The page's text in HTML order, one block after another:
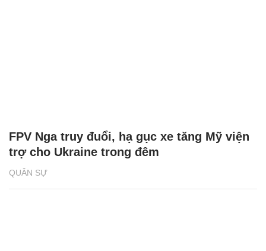
QUÂN SỰ
FPV Nga truy đuổi, hạ gục xe tăng Mỹ viện
trợ cho Ukraine trong đêm